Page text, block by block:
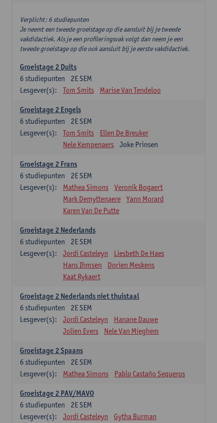
Verplicht: 6 studiepunten
Je neemt een tweede groeistage op die aansluit bij je tweede
vakdidactiek. Als je een profileringsvak volgt dan neem je een
tweede groeistage op die ook aansluit bij je eerste vakdidactiek.
Groeistage 2 Duits
2E SEM
6 studiepunten
Lesgever(s):
Tom Smits Marise Van Tendeloo
Groeistage 2 Engels
2E SEM
6 studiepunten
Lesgever(s):
Tom Smits
Ellen De Breuker
Nele Kempenaers
Joke Prinsen
Groeistage 2 Frans
2E SEM
6 studiepunten
Lesgever(s):
Mathea Simons
Veronik Bogaert
Mark Demyttenaere
Yann Morard
Karen Van De Putte
Groeistage 2 Nederlands
2E SEM
6 studiepunten
Lesgever(s):
Jordi Casteleyn
Liesbeth De Haes
Hans Ihmsen
Dorien Meskens
Kaat Rykaert
Groeistage 2 Nederlands niet thuistaal
2E SEM
6 studiepunten
Lesgever(s):
Jordi Casteleyn
Hanane Dauwe
Jolien Evers
Nele Van Mieghem
Groeistage 2 Spaans
2E SEM
6 studiepunten
Lesgever(s):
Mathea Simons Pablo Castaño Sequeros
Groeistage 2 PAV/MAVO
2E SEM
6 studiepunten
Lesgever(s):
Jordi Casteleyn
Gytha Burman